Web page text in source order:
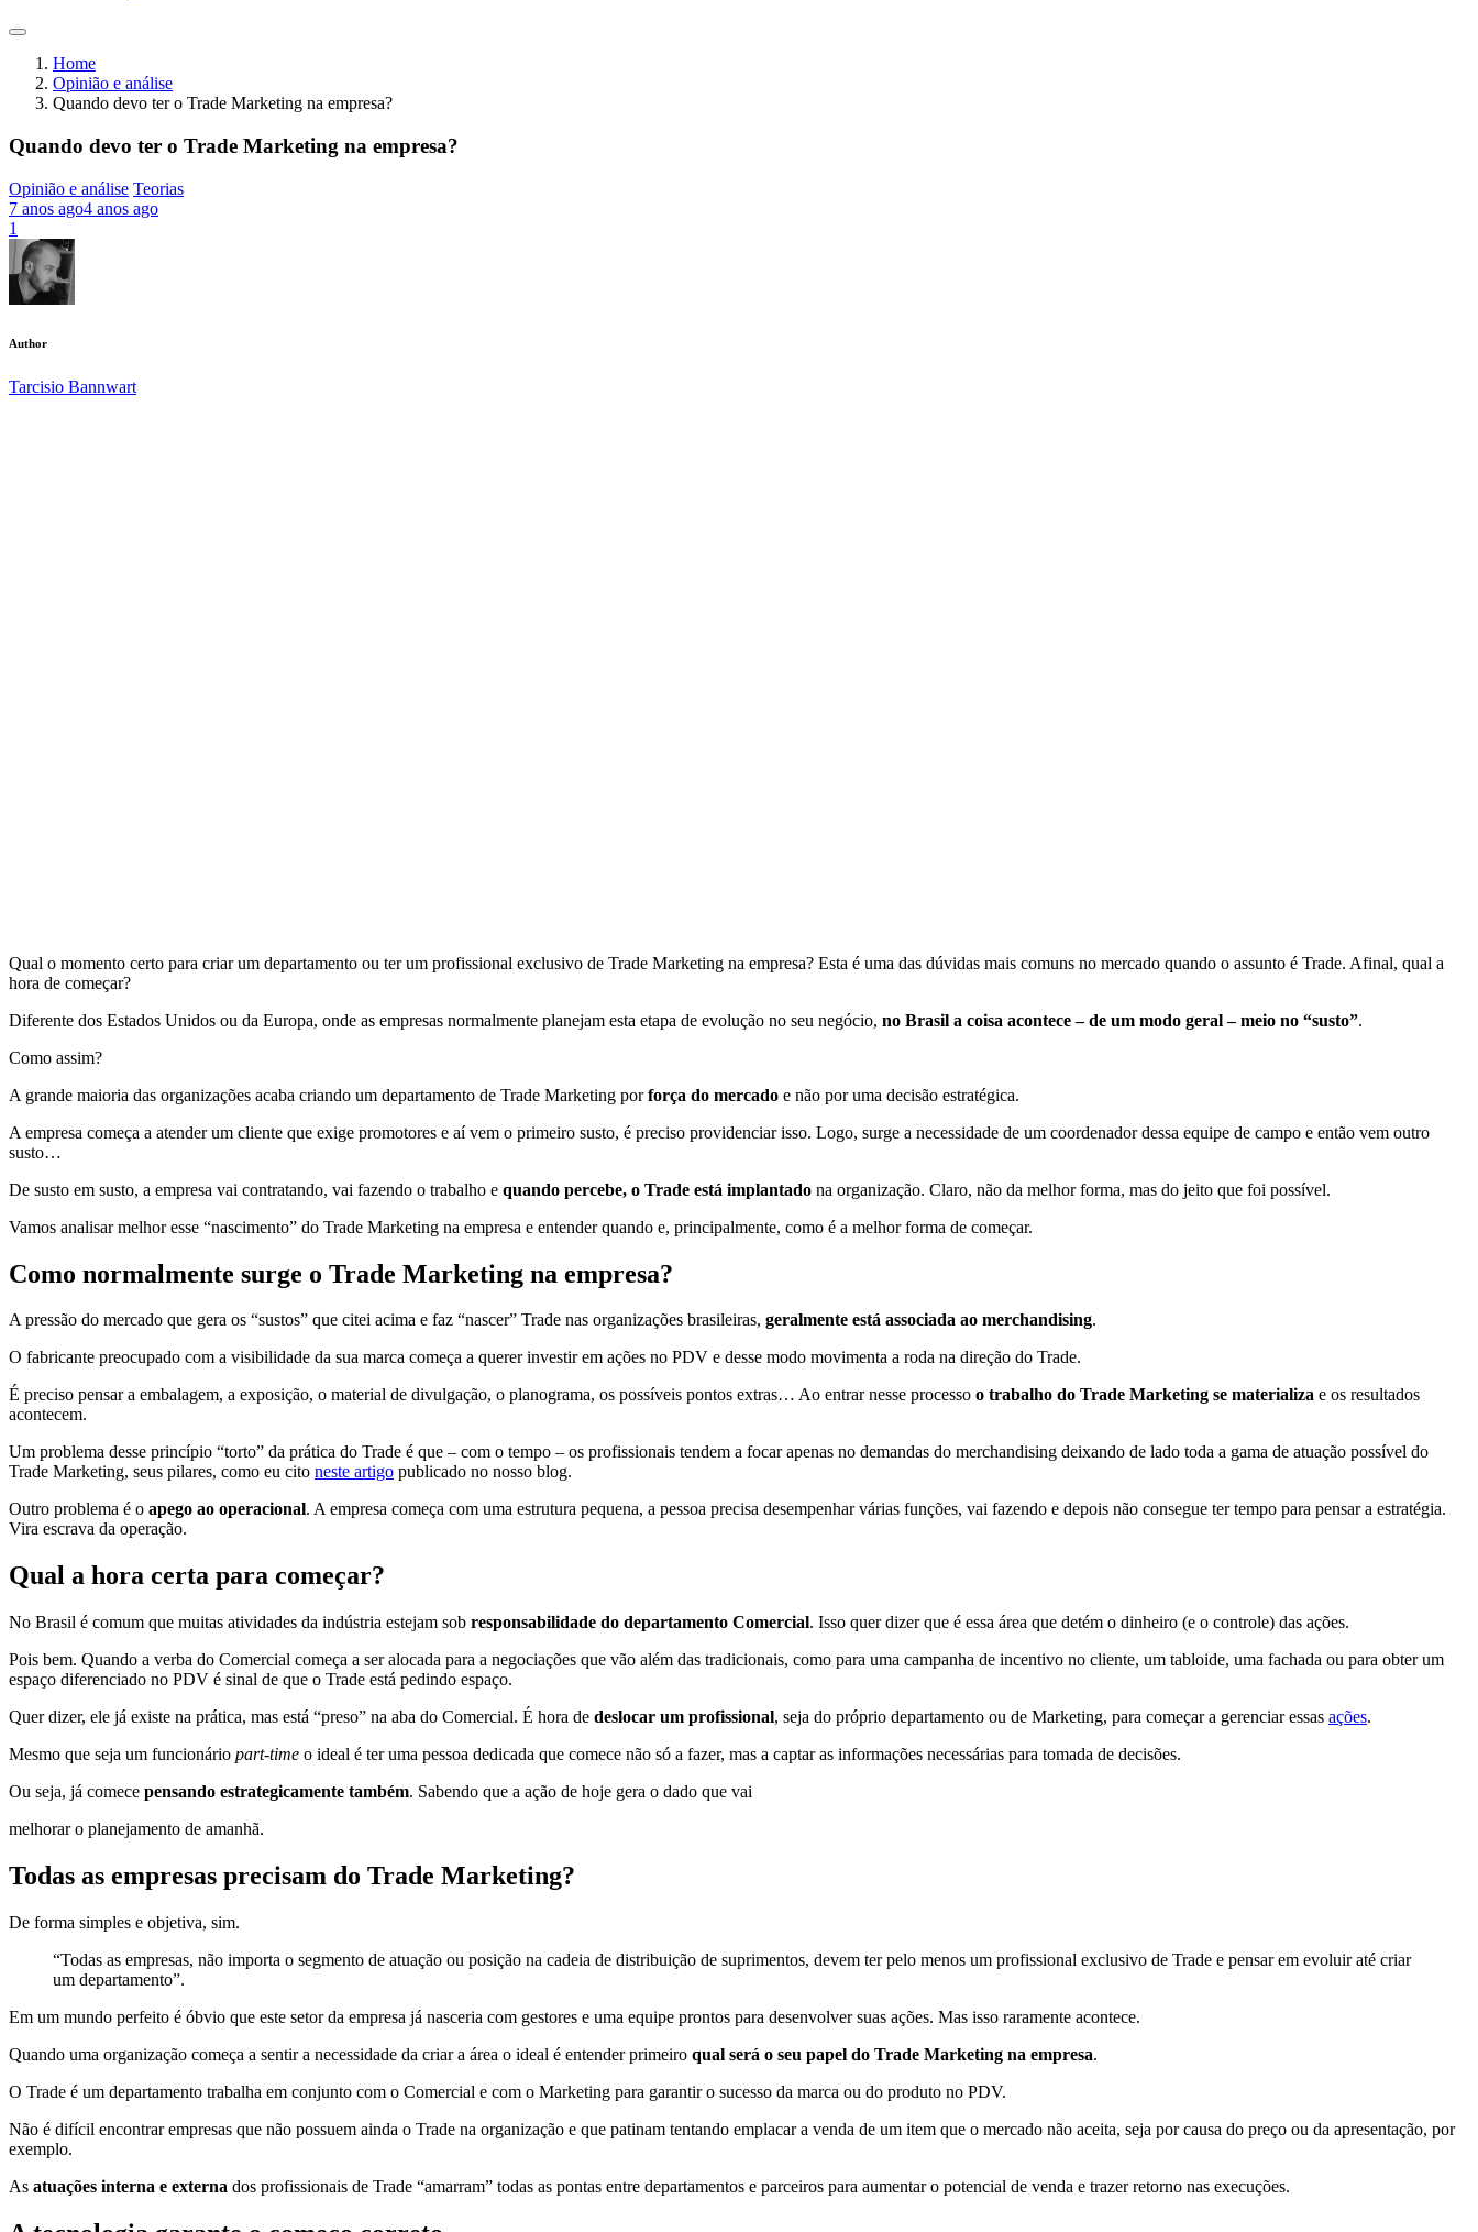
Home
Opinião e análise
Quando devo ter o Trade Marketing na empresa?
Quando devo ter o Trade Marketing na empresa?
Opinião e análise Teorias
7 anos ago4 anos ago
1
Author
Tarcisio Bannwart
Qual o momento certo para criar um departamento ou ter um profissional exclusivo de Trade Marketing na empresa? Esta é uma das dúvidas mais comuns no mercado quando o assunto é Trade. Afinal, qual a
hora de começar?
Diferente dos Estados Unidos ou da Europa, onde as empresas normalmente planejam esta etapa de evolução no seu negócio, no Brasil a coisa acontece – de um modo geral – meio no “susto”.
Como assim?
A grande maioria das organizações acaba criando um departamento de Trade Marketing porforça do mercado e não por uma decisão estratégica.
A empresa começa a atender um cliente que exige promotores e aí vem o primeiro susto, é preciso providenciar isso. Logo, surge a necessidade de um coordenador dessa equipe de campo e então vem outro
susto…
De susto em susto, a empresa vai contratando, vai fazendo o trabalho e quando percebe, o Trade está implantado na organização. Claro, não da melhor forma, mas do jeito que foi possível.
Vamos analisar melhor esse “nascimento” do Trade Marketing na empresa e entender quando e, principalmente, como é a melhor forma de começar.
Como normalmente surge o Trade Marketing na empresa?
A pressão do mercado que gera os “sustos” que citei acima e faz “nascer” Trade nas organizações brasileiras, geralmente está associada ao merchandising.
O fabricante preocupado com a visibilidade da sua marca começa a querer investir em ações no PDV e desse modo movimenta a roda na direção do Trade.
É preciso pensar a embalagem, a exposição, o material de divulgação, o planograma, os possíveis pontos extras… Ao entrar nesse processo o trabalho do Trade Marketing se materializa e os resultados
acontecem.
Um problema desse princípio “torto” da prática do Trade é que – com o tempo – os profissionais tendem a focar apenas no demandas do merchandising deixando de lado toda a gama de atuação possível do
Trade Marketing, seus pilares, como eu cito neste artigo publicado no nosso blog.
Outro problema é o apego ao operacional. A empresa começa com uma estrutura pequena, a pessoa precisa desempenhar várias funções, vai fazendo e depois não consegue ter tempo para pensar a estratégia.
Vira escrava da operação.
Qual a hora certa para começar?
No Brasil é comum que muitas atividades da indústria estejam sob responsabilidade do departamento Comercial. Isso quer dizer que é essa área que detém o dinheiro (e o controle) das ações.
Pois bem. Quando a verba do Comercial começa a ser alocada para a negociações que vão além das tradicionais, como para uma campanha de incentivo no cliente, um tabloide, uma fachada ou para obter um
espaço diferenciado no PDV é sinal de que o Trade está pedindo espaço.
Quer dizer, ele já existe na prática, mas está “preso” na aba do Comercial. É hora de deslocar um profissional, seja do próprio departamento ou de Marketing, para começar a gerenciar essas ações.
Mesmo que seja um funcionário part-time o ideal é ter uma pessoa dedicada que comece não só a fazer, mas a captar as informações necessárias para tomada de decisões.
Ou seja, já comece pensando estrategicamente também. Sabendo que a ação de hoje gera o dado que vai
melhorar o planejamento de amanhã.
Todas as empresas precisam do Trade Marketing?
De forma simples e objetiva, sim.
“Todas as empresas, não importa o segmento de atuação ou posição na cadeia de distribuição de suprimentos, devem ter pelo menos um profissional exclusivo de Trade e pensar em evoluir até criar
um departamento”.
Em um mundo perfeito é óbvio que este setor da empresa já nasceria com gestores e uma equipe prontos para desenvolver suas ações. Mas isso raramente acontece.
Quando uma organização começa a sentir a necessidade da criar a área o ideal é entender primeiro qual será o seu papel do Trade Marketing na empresa.
O Trade é um departamento trabalha em conjunto com o Comercial e com o Marketing para garantir o sucesso da marca ou do produto no PDV.
Não é difícil encontrar empresas que não possuem ainda o Trade na organização e que patinam tentando emplacar a venda de um item que o mercado não aceita, seja por causa do preço ou da apresentação, por
exemplo.
As atuações interna e externa dos profissionais de Trade “amarram” todas as pontas entre departamentos e parceiros para aumentar o potencial de venda e trazer retorno nas execuções.